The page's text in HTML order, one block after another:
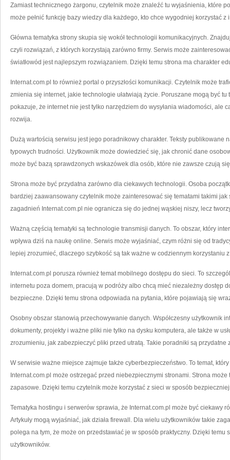
Zamiast technicznego żargonu, czytelnik może znaleźć tu wyjaśnienia, które
może pełnić funkcję bazy wiedzy dla każdego, kto chce wygodniej korzystać z
Główna tematyka strony skupia się wokół technologii komunikacyjnych.
czyli rozwiązań, z których korzystają zarówno firmy. Serwis może
światłowód jest najlepszym rozwiązaniem. Dzięki temu strona ma charakter
Internat.com.pl to również portal o przyszłości komunikacji. Czytelnik może
zmienia się internet, jakie technologie ułatwiają życie. Poruszane mogą być
pokazuje, że internet nie jest tylko narzędziem do wysyłania wiadomości, ale
rozwija.
Dużą wartością serwisu jest jego poradnikowy charakter. Teksty publikowane
typowych trudności. Użytkownik może dowiedzieć się, jak chronić dane
może być bazą sprawdzonych wskazówek dla osób, które nie zawsze czują
Strona może być przydatna zarówno dla ciekawych technologii. Osoba
bardziej zaawansowany czytelnik może zainteresować się tematami takimi
zagadnień Internat.com.pl nie ogranicza się do jednej wąskiej niszy, lecz
Ważną częścią tematyki są technologie transmisji danych. To obszar, który
wpływa dziś na naukę online. Serwis może wyjaśniać, czym różni się od
lepiej zrozumieć, dlaczego szybkość są tak ważne w codziennym korzystaniu
Internat.com.pl porusza również temat mobilnego dostępu do sieci. To
internetu poza domem, pracują w podróży albo chcą mieć niezależny dostęp
bezpieczne. Dzięki temu strona odpowiada na pytania, które pojawiają się
Osobny obszar stanowią przechowywanie danych. Współczesny użytkownik
dokumenty, projekty i ważne pliki nie tylko na dysku komputera, ale także w
zrozumieniu, jak zabezpieczyć pliki przed utratą. Takie poradniki są przydatne
W serwisie ważne miejsce zajmuje także cyberbezpieczeństwo. To temat,
Internat.com.pl może ostrzegać przed niebezpiecznymi stronami. Strona
zapasowe. Dzięki temu czytelnik może korzystać z sieci w sposób
Tematyka hostingu i serwerów sprawia, że Internat.com.pl może być ciekawy
Artykuły mogą wyjaśniać, jak działa firewall. Dla wielu użytkowników takie
polega na tym, że może on przedstawiać je w sposób praktyczny. Dzięki temu
użytkowników.